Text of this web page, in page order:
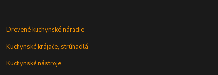
Drevené kuchynské náradie
Kuchynské krájače, strúhadlá
Kuchynské nástroje